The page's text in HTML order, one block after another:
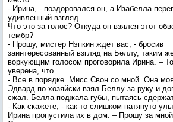
- Ирина, - поздоровался он, а Изабелла
удивленный взгляд.
Что это за голос? Откуда он взялся этот
тембр?
- Прошу, мистер Нэпкин ждет вас, - бросив
заинтересованный взгляд на Беллу, таким
воркующим голосом проговорила Ирина. –
уверена, что…
- Все в порядке. Мисс Свон со мной. Она
Эдвард по-хозяйски взял Беллу за руку и
сжал. Белла поджала губы, пытаясь
- Как скажете, - как-то слишком натянуто
Ирина пропустила их в дом. – Прошу за